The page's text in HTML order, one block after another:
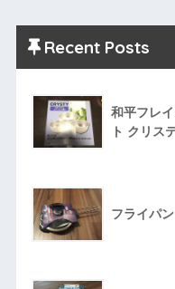
Recent Posts
和平フレ
ト クリス
フライパ